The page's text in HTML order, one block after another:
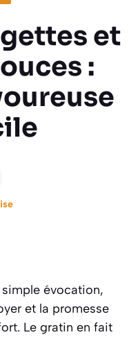
et
:
évocation,
et la promesse
Le gratin en fait